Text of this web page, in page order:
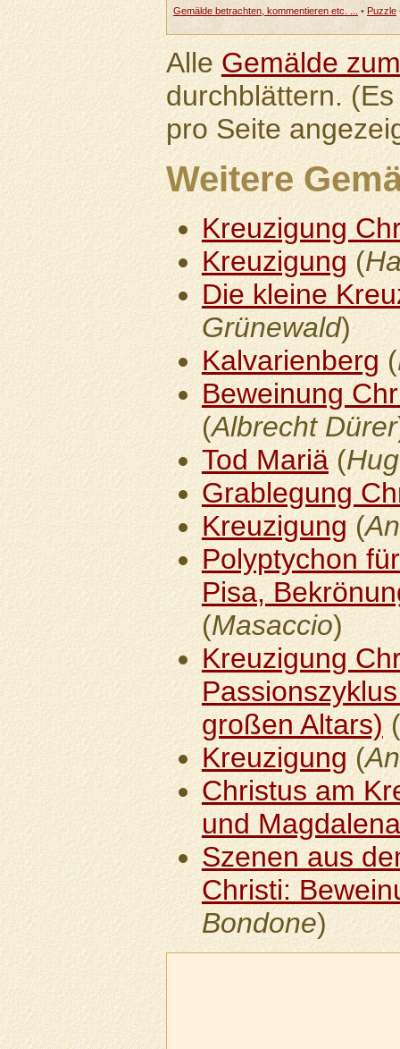
Gemälde betrachten, kommentieren etc. ... • Puzzle
AlleGemälde
durchblättern.
pro Seite
Weitere
Kreuzigung
Kreuzigung(
Die kleine
Grünewald)
Kalvarienberg(
Beweinung
(Albrecht Dürer
Tod Mariä(
Grablegung
Kreuzigung(
Polyptychon
Pisa,
(Masaccio)
Kreuzigung
großen Altars)(
Kreuzigung(
Christus am
und Magdalena
Szenen aus
Christi:
Bondone)